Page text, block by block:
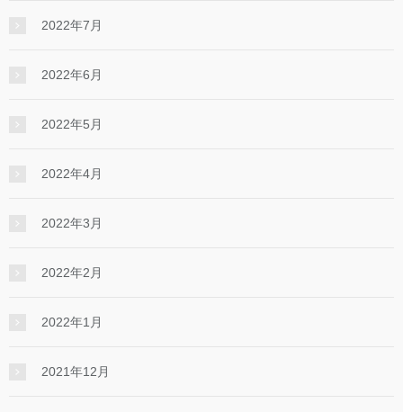
2022年7月
2022年6月
2022年5月
2022年4月
2022年3月
2022年2月
2022年1月
2021年12月